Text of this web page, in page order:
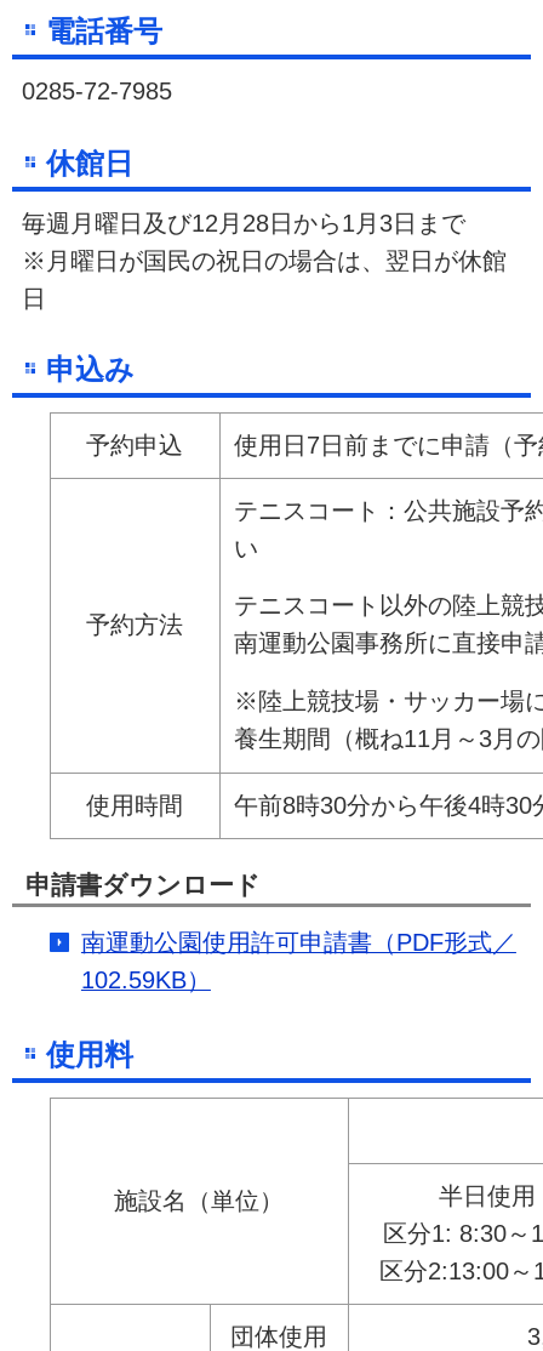
電話番号
0285-72-7985
休館日
毎週月曜日及び12月28日から1月3日まで
※月曜日が国民の祝日の場合は、翌日が休館
日
申込み
予約申込 使用日7日前までに申請（
予約方法
テニスコート：公共施設予
い
テニスコート以外の陸上競
南運動公園事務所に直接申
※陸上競技場・サッカー場
養生期間（概ね11月～3月
使用時間 午前8時30分から午後4時30
申請書ダウンロード
南運動公園使用許可申請書（PDF形式／
102.59KB）
使用料
施設名（単位）
半日使用
区分1: 8:30～
区分2:13:00～
団体使用